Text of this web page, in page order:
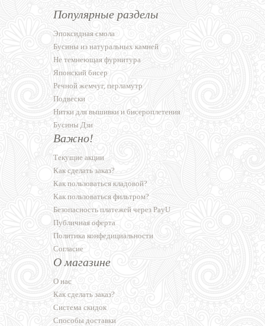
Популярные разделы
Эпоксидная смола
Бусины из натуральных камней
Не темнеющая фурнитура
Японский бисер
Речной жемчуг, перламутр
Подвески
Нитки для вышивки и бисероплетения
Бусины Дзи
Важно!
Текущие акции
Как сделать заказ?
Как пользоваться кладовой?
Как пользоваться фильтром?
Безопасность платежей через PayU
Публичная оферта
Политика конфедициальности
Согласие
О магазине
О нас
Как сделать заказ?
Система скидок
Способы доставки